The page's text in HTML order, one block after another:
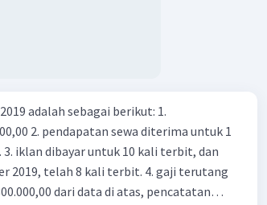
adalah sebagai berikut: 1.
untuk 1
2019, telah 8 kali terbit. 4. gaji terutang
dari data di atas, pencatatan